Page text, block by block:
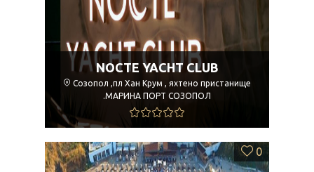
NOCTE YACHT CLUB
Созопол ,пл Хан Крум , яхтено пристанище
.МАРИНА ПОРТ СОЗОПОЛ
0